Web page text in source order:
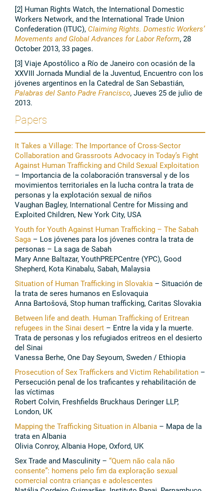
[2] Human Rights Watch, the International Domestic
Workers Network, and the International Trade Union
Confederation (ITUC), Claiming Rights. Domestic Workers’
Movements and Global Advances for Labor Reform, 28
October 2013, 33 pages.
[3] Viaje Apostólico a Río de Janeiro con ocasión de la
XXVIII Jornada Mundial de la Juventud, Encuentro con los
jóvenes argentinos en la Catedral de San Sebastián,
Palabras del Santo Padre Francisco, Jueves 25 de julio de
2013.
Papers
It Takes a Village: The Importance of Cross-Sector
Collaboration and Grassroots Advocacy in Today’s Fight
Against Human Trafficking and Child Sexual Exploitation
– Importancia de la colaboración transversal y de los
movimientos territoriales en la lucha contra la trata de
personas y la explotación sexual de niños
Vaughan Bagley, International Centre for Missing and
Exploited Children, New York City, USA
Youth for Youth Against Human Trafficking – The Sabah
Saga – Los jóvenes para los jóvenes contra la trata de
personas – La saga de Sabah
Mary Anne Baltazar, YouthPREPCentre (YPC), Good
Shepherd, Kota Kinabalu, Sabah, Malaysia
Situation of Human Trafficking in Slovakia – Situación de
la trata de seres humanos en Eslovaquia
Anna Bartošová, Stop human trafficking, Caritas Slovakia
Between life and death. Human Trafficking of Eritrean
refugees in the Sinai desert – Entre la vida y la muerte.
Trata de personas y los refugiados eritreos en el desierto
del Sinai
Vanessa Berhe, One Day Seyoum, Sweden / Ethiopia
Prosecution of Sex Traffickers and Victim Rehabilitation –
Persecución penal de los traficantes y rehabilitación de
las víctimas
Robert Colvin, Freshfields Bruckhaus Deringer LLP,
London, UK
Mapping the Trafficking Situation in Albania – Mapa de la
trata en Albania
Olivia Conroy, Albania Hope, Oxford, UK
Sex Trade and Masculinity – “Quem não cala não
consente”: homens pelo fim da exploração sexual
comercial contra crianças e adolescentes